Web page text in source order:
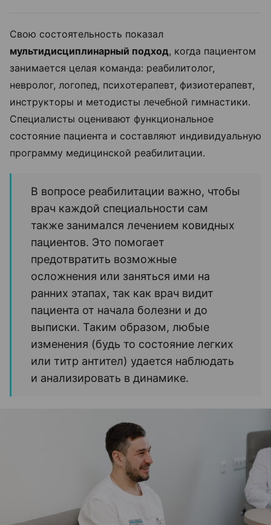
Свою состоятельность показал
мультидисциплинарный подход, когда пациентом
занимается целая команда: реабилитолог,
невролог, логопед, психотерапевт, физиотерапевт,
инструкторы и методисты лечебной гимнастики.
Специалисты оценивают функциональное
состояние пациента и составляют индивидуальную
программу медицинской реабилитации.
В вопросе реабилитации важно, чтобы
врач каждой специальности сам
также занимался лечением ковидных
пациентов. Это помогает
предотвратить возможные
осложнения или заняться ими на
ранних этапах, так как врач видит
пациента от начала болезни и до
выписки. Таким образом, любые
изменения (будь то состояние легких
или титр антител) удается наблюдать
и анализировать в динамике.